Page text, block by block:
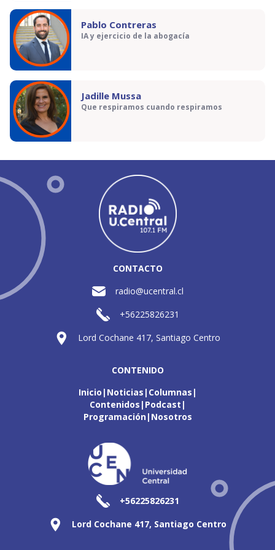
Pablo Contreras
IA y ejercicio de la abogacía
Jadille Mussa
Que respiramos cuando respiramos
CONTACTO
radio@ucentral.cl
+56225826231
Lord Cochane 417, Santiago Centro
CONTENIDO
Inicio Noticias Columnas
Contenidos Podcast
Programación Nosotros
+56225826231
Lord Cochane 417, Santiago Centro